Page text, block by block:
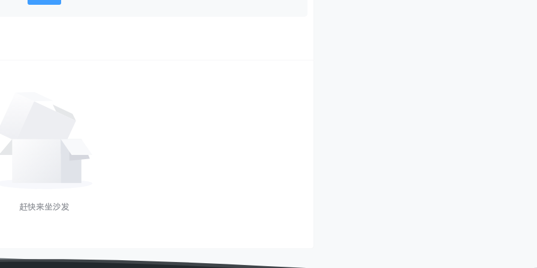
赶快来坐沙发